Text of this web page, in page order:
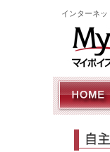
インターネ